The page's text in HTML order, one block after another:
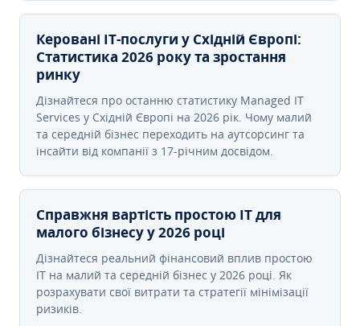
Керовані ІТ-послуги у Східній Європі:
Статистика 2026 року та зростання
ринку
Дізнайтеся про останню статистику Managed IT
Services у Східній Європі на 2026 рік. Чому малий
та середній бізнес переходить на аутсорсинг та
інсайти від компанії з 17-річним досвідом.
Справжня вартість простою IT для
малого бізнесу у 2026 році
Дізнайтеся реальний фінансовий вплив простою
IT на малий та середній бізнес у 2026 році. Як
розрахувати свої витрати та стратегії мінімізації
ризиків.